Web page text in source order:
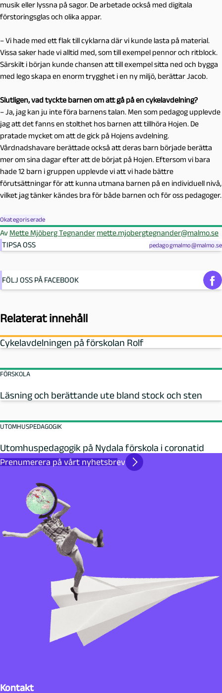
musik eller lyssna på sagor. De arbetade också med digitala
förstoringsglas och olika appar.
– Vi hade med ett flak till cyklarna där vi kunde lasta på material.
Vissa saker hade vi alltid med, som till exempel pennor och ritblock.
Särskilt i början kunde chansen att till exempel sitta ned och bygga
med lego skapa en enorm trygghet i en ny miljö, berättar Jacob.
Slutligen, vad tyckte barnen om att gå på en cykelavdelning?
– Ja, jag kan ju inte föra barnens talan. Men som pedagog upplevde
jag att det fanns en stolthet hos barnen att tillhöra Hojen. De
pratade mycket om att de gick på Hojens avdelning.
Vårdnadshavare berättade också att deras barn började berätta
mer om sina dagar efter att de börjat på Hojen. Eftersom vi bara
hade 12 barn i gruppen upplevde vi att vi hade bättre
förutsättningar för att kunna utmana barnen på en individuell nivå,
vilket jag tänker kändes bra för både barnen och för oss pedagoger.
Okategoriserade
Av Mette Mjöberg Tegnander mette.mjobergtegnander@malmo.se
TIPSA OSS
pedagogmalmo@malmo.se
FÖLJ OSS PÅ FACEBOOK
Relaterat innehåll
Cykelavdelningen på förskolan Rolf
FÖRSKOLA
Läsning och berättande ute bland stock och sten
UTOMHUSPEDAGOGIK
Utomhuspedagogik på Nydala förskola i coronatid
Prenumerera på vårt nyhetsbrev
Kontakt